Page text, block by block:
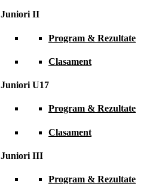
Juniori II
Program & Rezultate
Clasament
Juniori U17
Program & Rezultate
Clasament
Juniori III
Program & Rezultate